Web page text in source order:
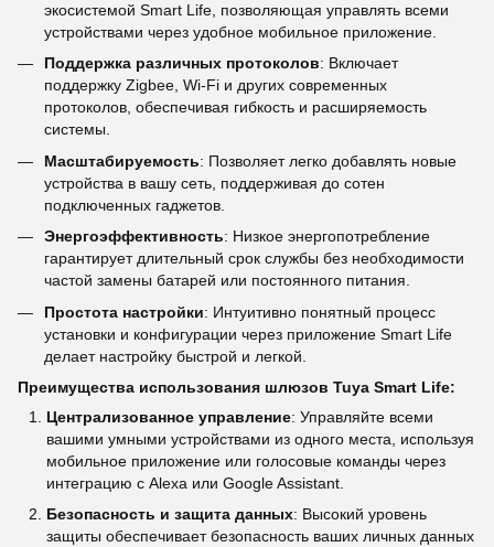
экосистемой Smart Life, позволяющая управлять всеми
устройствами через удобное мобильное приложение.
Поддержка различных протоколов: Включает
поддержку Zigbee, Wi-Fi и других современных
протоколов, обеспечивая гибкость и расширяемость
системы.
Масштабируемость: Позволяет легко добавлять новые
устройства в вашу сеть, поддерживая до сотен
подключенных гаджетов.
Энергоэффективность: Низкое энергопотребление
гарантирует длительный срок службы без необходимости
частой замены батарей или постоянного питания.
Простота настройки: Интуитивно понятный процесс
установки и конфигурации через приложение Smart Life
делает настройку быстрой и легкой.
Преимущества использования шлюзов Tuya Smart Life:
Централизованное управление: Управляйте всеми
вашими умными устройствами из одного места, используя
мобильное приложение или голосовые команды через
интеграцию с Alexa или Google Assistant.
Безопасность и защита данных: Высокий уровень
защиты обеспечивает безопасность ваших личных данных